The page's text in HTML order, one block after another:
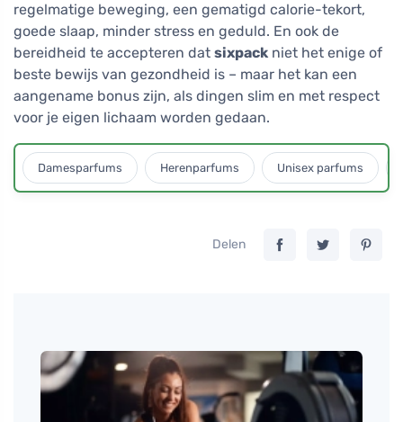
regelmatige beweging, een gematigd calorie-tekort,
goede slaap, minder stress en geduld. En ook de
bereidheid te accepteren dat sixpack niet het enige of
beste bewijs van gezondheid is – maar het kan een
aangename bonus zijn, als dingen slim en met respect
voor je eigen lichaam worden gedaan.
Damesparfums Herenparfums Unisex parfums
Delen